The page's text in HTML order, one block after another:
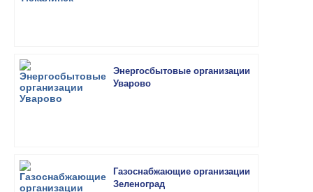
Энергосбытовые организации
Уварово
Газоснабжающие организации
Зеленоград